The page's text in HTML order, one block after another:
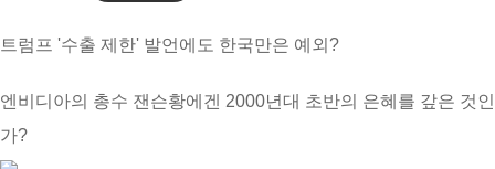
트럼프 '수출 제한' 발언에도 한국만은 예외?
엔비디아의 총수 잰슨황에겐 2000년대 초반의 은혜를 갚은 것인
가?